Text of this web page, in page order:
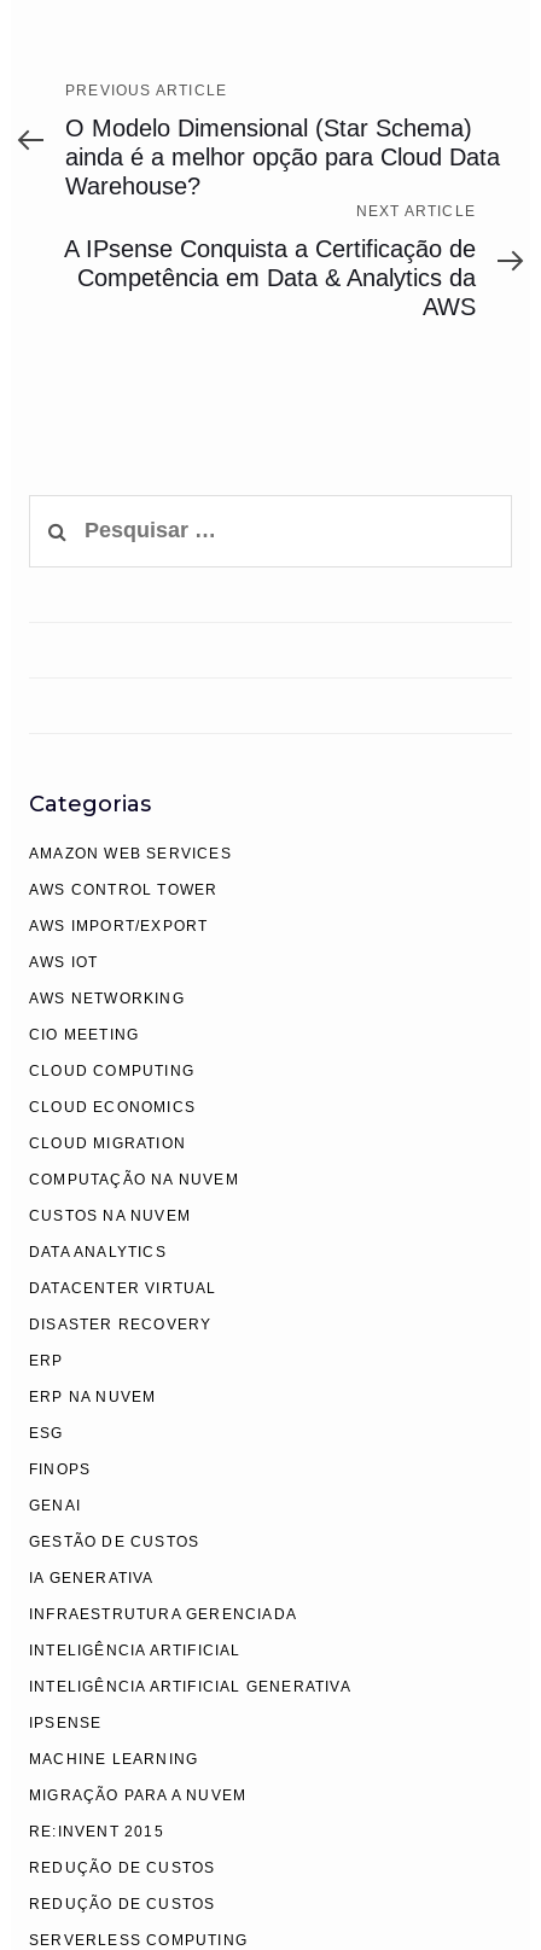
Previous
Article
PREVIOUS ARTICLE
O Modelo Dimensional (Star Schema)
ainda é a melhor opção para Cloud Data
Warehouse?
Article
NEXT ARTICLE
A IPsense Conquista a Certificação de
Competência em Data & Analytics da
AWS
por:
Categorias
AMAZON WEB SERVICES
AWS CONTROL TOWER
AWS IMPORT/EXPORT
AWS IOT
AWS NETWORKING
CIO MEETING
CLOUD COMPUTING
CLOUD ECONOMICS
CLOUD MIGRATION
COMPUTAÇÃO NA NUVEM
CUSTOS NA NUVEM
DATA ANALYTICS
DATACENTER VIRTUAL
DISASTER RECOVERY
ERP
ERP NA NUVEM
ESG
FINOPS
GENAI
GESTÃO DE CUSTOS
IA GENERATIVA
INFRAESTRUTURA GERENCIADA
INTELIGÊNCIA ARTIFICIAL
INTELIGÊNCIA ARTIFICIAL GENERATIVA
IPSENSE
MACHINE LEARNING
MIGRAÇÃO PARA A NUVEM
RE:INVENT 2015
REDUÇÃO DE CUSTOS
REDUÇÃO DE CUSTOS
SERVERLESS COMPUTING